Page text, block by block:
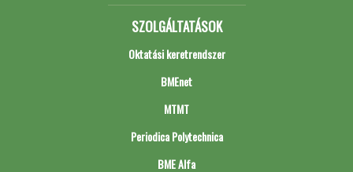
SZOLGÁLTATÁSOK
Oktatási keretrendszer
BMEnet
MTMT
Periodica Polytechnica
BME Alfa